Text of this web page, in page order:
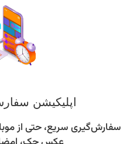
اپلیکیشن
سفارش‌گیری سریع، حتی از